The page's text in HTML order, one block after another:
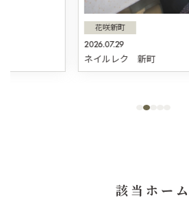
2026.07.29
花咲新町
ネイルレク 新町
該当ホーム